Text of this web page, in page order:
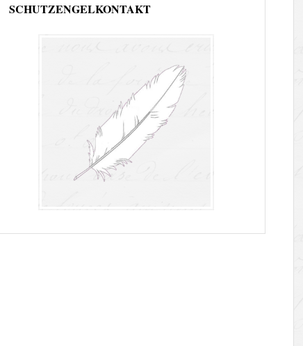
SCHUTZENGELKONTAKT